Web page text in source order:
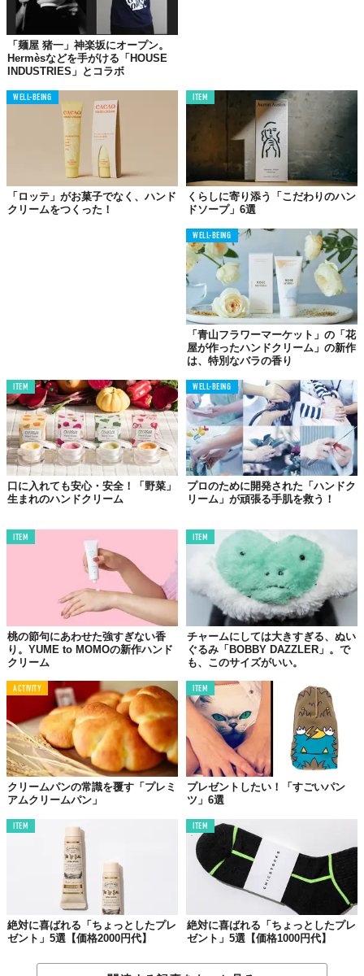
に！
価格：5170円（税込）
BYREDO
©2021 NEW STANDARD
2006年にスウェーデンのストックホルムで誕生したフレグランス
ブランド「BYREDO」といえばコレ！な香りが「BLANCHE」。
洗いたてのコットンを思わせる香りで一番人気と言われてる。こ
そんなソフトな香りのハンドクリームだからこそ、香水をつけて
も邪魔にならないし、むしろイイ感じに重なる。
バターのようにリッチな質感、手の上で溶けるテクスチャーもさ
すがは5610円という高級感。肌に塗るとすばやく吸収され、しっ
とりと心地良く整えてくれる。
価格：5610円（税込）
購入はTOMORROWLANDやESTNATION、伊勢丹 新宿店
にて
Top image: © 2021 NEW STANDARD
TABI LABO
この世界は、もっと広いはずだ。
「麺屋 猪一」神楽坂にオープン。
Hermèsなどを手がける「HOUSE
INDUSTRIES」とコラボ
WELL-BEING
「ロッテ」がお菓子でなく、ハンド
クリームをつくった！
ITEM
くらしに寄り添う「こだわりのハン
ドソープ」6選
WELL-BEING
「青山フラワーマーケット」の「花
屋が作ったハンドクリーム」の新作
は、特別なバラの香り
ITEM
口に入れても安心・安全！「野菜」
生まれのハンドクリーム
WELL-BEING
プロのために開発された「ハンドク
リーム」が頑張る手肌を救う！
ITEM
桃の節句にあわせた強すぎない香
り。YUME to MOMOの新作ハンド
クリーム
ITEM
チャームにしては大きすぎる、ぬい
ぐるみ「BOBBY DAZZLER」。で
も、このサイズがいい。
ACTIVITY
クリームパンの常識を覆す「プレミ
アムクリームパン」
ITEM
プレゼントしたい！「すごいパン
ツ」6選
ITEM
絶対に喜ばれる「ちょっとしたプレ
ゼント」5選【価格2000円代】
ITEM
絶対に喜ばれる「ちょっとしたプレ
ゼント」5選【価格1000円代】